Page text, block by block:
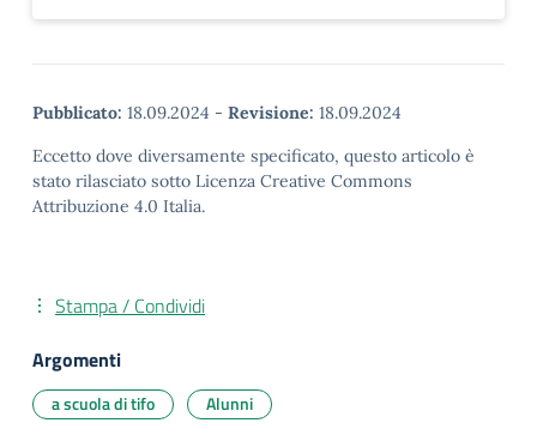
Pubblicato: 18.09.2024 - Revisione: 18.09.2024
Eccetto dove diversamente specificato, questo articolo è
stato rilasciato sotto Licenza Creative Commons
Attribuzione 4.0 Italia.
Stampa / Condividi
Argomenti
a scuola di tifo
Alunni